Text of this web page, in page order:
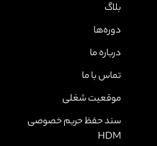
بلاگ
دوره‌ها
درباره ما
تماس با ما
موقعیت شغلی
سند حفظ حریم خصوصی
HDM